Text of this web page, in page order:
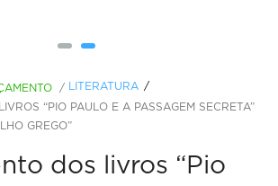
/
LITERATURA
“PIO PAULO E A PASSAGEM SECRETA”
GREGO”
dos livros “Pio